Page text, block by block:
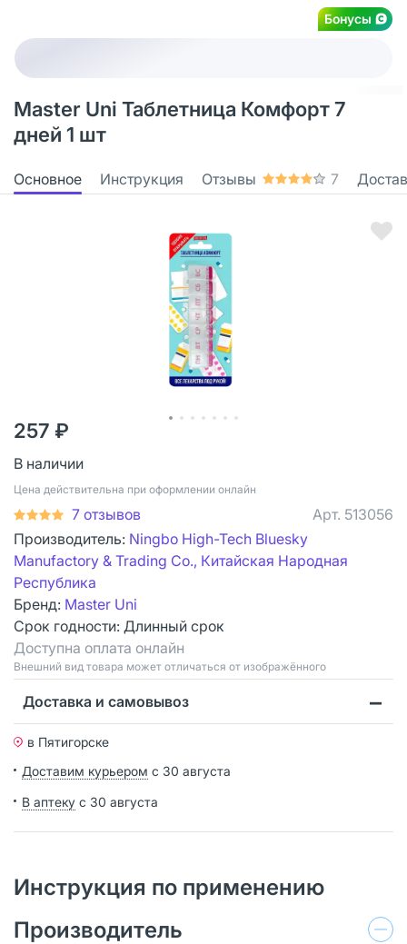
Бонусы
Master Uni Таблетница Комфорт 7
дней 1 шт
Основное Инструкция Отзывы 7
257 ₽
В наличии
Цена действительна при оформлении онлайн
7 отзывов Арт. 513056
Производитель: Ningbo High-Tech Bluesky
Manufactory & Trading Co., Китайская Народная
Республика
Бренд: Master Uni
Срок годности: Длинный срок
Доступна оплата онлайн
Bнешний вид товара может отличаться от изображённого
Доставка и самовывоз
в Пятигорске
Доставим курьером с 30 августа
В аптеку с 30 августа
Инструкция по применению
Производитель